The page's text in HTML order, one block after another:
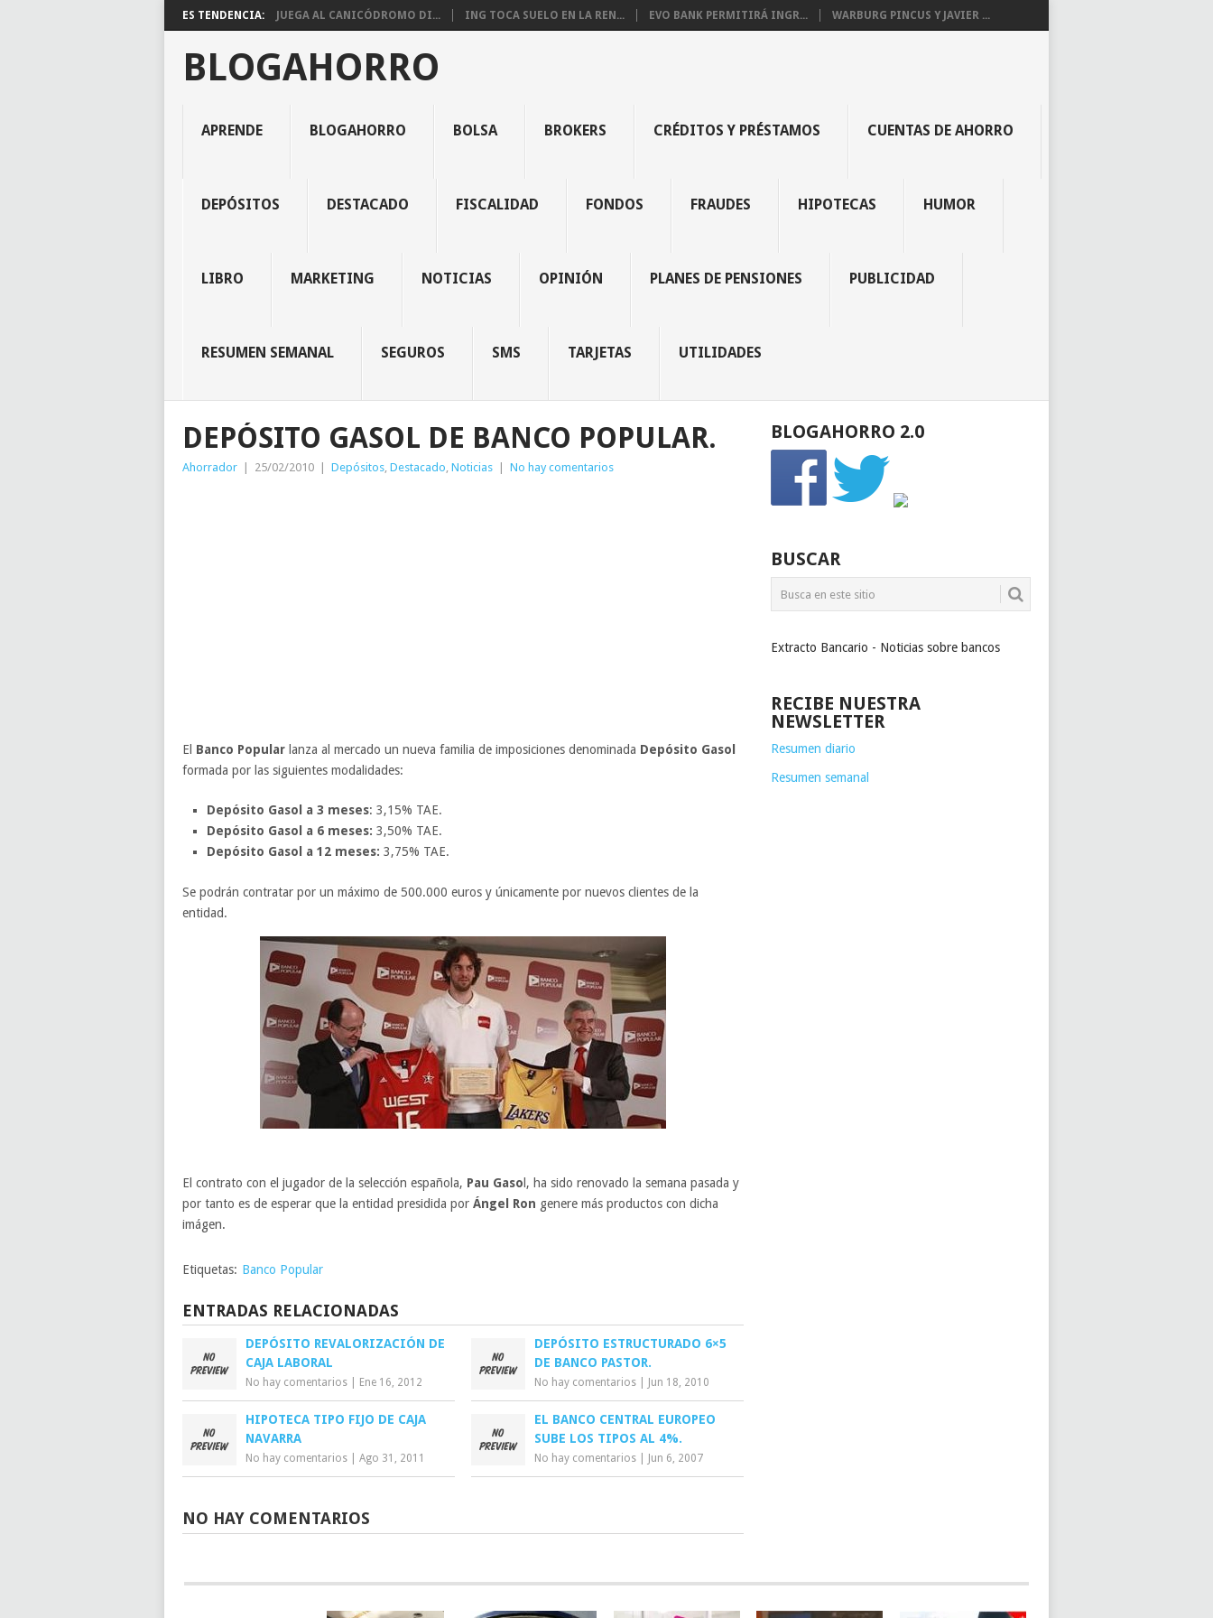
ES TENDENCIA: JUEGA AL CANICÓDROMO DI... ING TOCA SUELO EN LA REN... EVO BANK PERMITIRÁ INGR... WARBURG PINCUS Y JAVIER ...
BLOGAHORRO
APRENDE BLOGAHORRO BOLSA BROKERS CRÉDITOS Y PRÉSTAMOS CUENTAS DE AHORRO
DEPÓSITOS DESTACADO FISCALIDAD FONDOS FRAUDES HIPOTECAS HUMOR
LIBRO MARKETING NOTICIAS OPINIÓN PLANES DE PENSIONES PUBLICIDAD
RESUMEN SEMANAL SEGUROS SMS TARJETAS UTILIDADES
DEPÓSITO GASOL DE BANCO POPULAR.
Ahorrador 25/02/2010 Depósitos, Destacado, Noticias No hay comentarios
El Banco Popular lanza al mercado un nueva familia de imposiciones denominada Depósito Gasol
formada por las siguientes modalidades:
Depósito Gasol a 3 meses: 3,15% TAE.
Depósito Gasol a 6 meses: 3,50% TAE.
Depósito Gasol a 12 meses: 3,75% TAE.
Se podrán contratar por un máximo de 500.000 euros y únicamente por nuevos clientes de la
entidad.
El contrato con el jugador de la selección española, Pau Gaso l, ha sido renovado la semana pasada y
por tanto es de esperar que la entidad presidida por Ángel Ron genere más productos con dicha
imágen.
Etiquetas: Banco Popular
ENTRADAS RELACIONADAS
DEPÓSITO REVALORIZACIÓN DE
CAJA LABORAL
No hay comentarios Ene 16, 2012
DEPÓSITO ESTRUCTURADO 6×5
DE BANCO PASTOR.
No hay comentarios Jun 18, 2010
HIPOTECA TIPO FIJO DE CAJA
NAVARRA
No hay comentarios Ago 31, 2011
EL BANCO CENTRAL EUROPEO
SUBE LOS TIPOS AL 4%.
No hay comentarios Jun 6, 2007
NO HAY COMENTARIOS
BLOGAHORRO 2.0
BUSCAR
Extracto Bancario - Noticias sobre bancos
RECIBE NUESTRA
NEWSLETTER
Resumen diario
Resumen semanal